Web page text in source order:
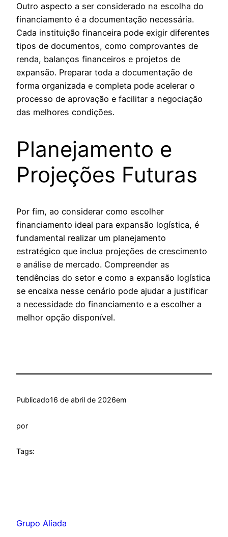
Outro aspecto a ser considerado na escolha do
financiamento é a documentação necessária.
Cada instituição financeira pode exigir diferentes
tipos de documentos, como comprovantes de
renda, balanços financeiros e projetos de
expansão. Preparar toda a documentação de
forma organizada e completa pode acelerar o
processo de aprovação e facilitar a negociação
das melhores condições.
Planejamento e
Projeções Futuras
Por fim, ao considerar como escolher
financiamento ideal para expansão logística, é
fundamental realizar um planejamento
estratégico que inclua projeções de crescimento
e análise de mercado. Compreender as
tendências do setor e como a expansão logística
se encaixa nesse cenário pode ajudar a justificar
a necessidade do financiamento e a escolher a
melhor opção disponível.
Publicado16 de abril de 2026em
por
Tags:
Grupo Aliada